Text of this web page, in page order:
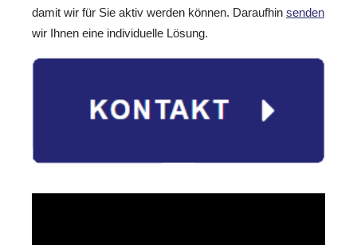
damit wir für Sie aktiv werden können. Daraufhin senden
wir Ihnen eine individuelle Lösung.